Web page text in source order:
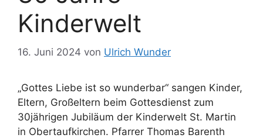
Kinderwelt
16. Juni 2024 von Ulrich Wunder
„Gottes Liebe ist so wunderbar“ sangen Kinder,
Eltern, Großeltern beim Gottesdienst zum
30jährigen Jubiläum der Kinderwelt St. Martin
in Obertaufkirchen. Pfarrer Thomas Barenth